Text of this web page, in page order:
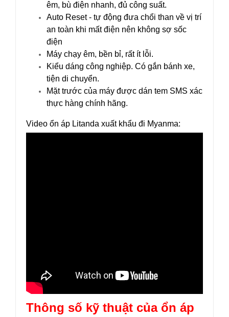
êm, bù điện nhanh, đủ công suất.
Auto Reset - tự động đưa chổi than về vị trí
an toàn khi mất điện nên không sợ sốc
điện
Máy chạy êm, bền bỉ, rất ít lỗi.
Kiểu dáng công nghiệp. Có gắn bánh xe,
tiện di chuyển.
Mặt trước của máy được dán tem SMS xác
thực hàng chính hãng.
Video ổn áp Litanda xuất khẩu đi Myanma:
Thông số kỹ thuật của ổn áp